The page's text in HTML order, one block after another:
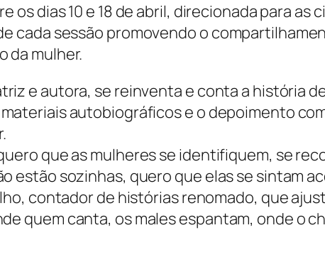
dias 10 e 18 de abril, direcionada para as
cada sessão promovendo o
da mulher.
e autora, se reinventa e conta a história
autobiográficos e o depoimento
que as mulheres se identifiquem, se
estão sozinhas, quero que elas se sintam
contador de histórias renomado, que
quem canta, os males espantam, onde o